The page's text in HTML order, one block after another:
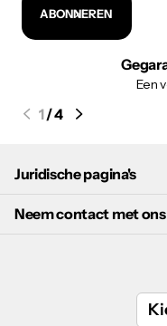
ABONNEREN
Een
1/4
Juridische pagina's
Neem contact met